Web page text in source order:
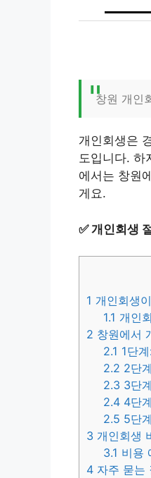
창원 개인
개인회생은
도입니다. 하
에서는 창원
게요.
✅개인회생
1 개인회생
1.1 개인
2 창원에서
2.1 1단
2.2 2단
2.3 3단
2.4 4단
2.5 5단
3 개인회생
3.1 비용
4 자주 묻는